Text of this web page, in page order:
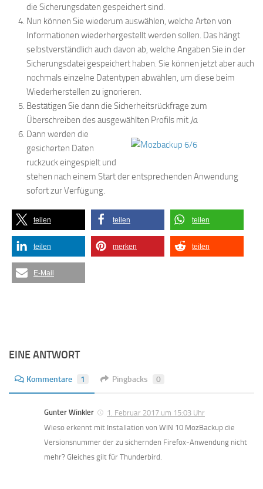
die Sicherungsdaten gespeichert sind.
Nun können Sie wiederum auswählen, welche Arten von
Informationen wiederhergestellt werden sollen. Das hängt
selbstverständlich auch davon ab, welche Angaben Sie in der
Sicherungsdatei gespeichert haben. Sie können jetzt aber auch
nochmals einzelne Datentypen abwählen, um diese beim
Wiederherstellen zu ignorieren.
Bestätigen Sie dann die Sicherheitsrückfrage zum
Überschreiben des ausgewählten Profils mit Ja.
Dann werden die
gesicherten Daten
ruckzuck eingespielt und
stehen nach einem Start der entsprechenden Anwendung
sofort zur Verfügung.
teilen teilen teilen
teilen merken teilen
E-Mail
EINE ANTWORT
Kommentare 1 Pingbacks 0
Gunter Winkler
1. Februar 2017 um 15:03 Uhr
Wieso erkennt mit Installation von WIN 10 MozBackup die
Versionsnummer der zu sichernden Firefox-Anwendung nicht
mehr? Gleiches gilt für Thunderbird.